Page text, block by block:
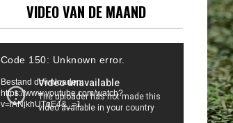
VIDEO VAN DE MAAND
Code 150: Unknown error.
Bestand downloaden:
https://www.youtube.com/watch?
v=iANjkhUTqE4&_=1